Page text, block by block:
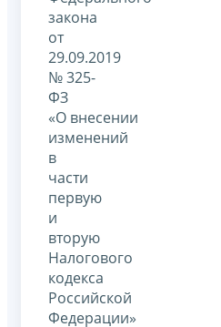
закона
от
29.09.2019
№ 325-
ФЗ
«О внесении
изменений
в
части
первую
и
вторую
Налогового
кодекса
Российской
Федерации»